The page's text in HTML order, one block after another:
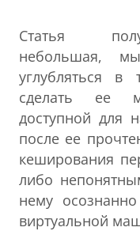
Статья
небольшая,
углубляться в
сделать ее
доступной для
после ее
кеширования
либо
нему
виртуальной